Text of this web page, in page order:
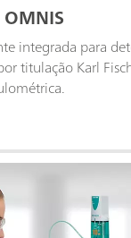
integrada para
titulação Karl